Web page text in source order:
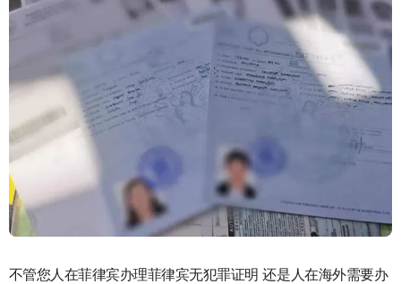
不管您人在菲律宾办理菲律宾无犯罪证明 还是人在海外需要办